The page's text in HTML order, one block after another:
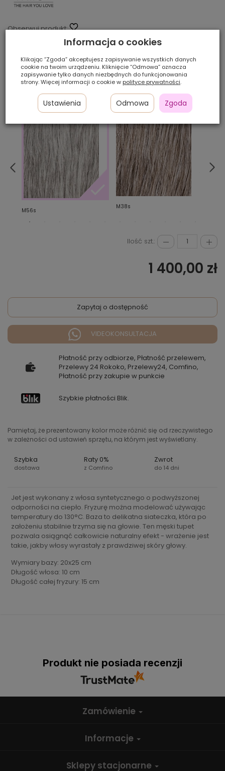
Obserwuj produkt:
Ellen Wille
To jest wyrób medyczny. Używaj go zgodnie z instrukcją
używania lub etykietą.
WYBIERZ KOLOR:
M56s
M38s
Ilość szt.:
1 400,00 zł
Zapytaj o dostępność
VIDEOKONSULTACJA
Płatność przy odbiorze, Płatność przelewem,
Przelewy 24 Rokoko, Przelewy24, Comfino,
Płatność przy zakupie w punkcie
Szybkie płatności Blik.
Pamiętaj, że prezentowany kolor może różnić się od rzeczywistego
w zależności od ustawień sprzętu, na którym jest wyświetlany.
Szybka
dostawa
Raty 0%
z Comfino
Zwrot
do 14 dni
Jet jest wykonany z włosa syntetycznego o podwyższonej
odporności na ciepło. Fryzurę można modelować używając
temperatury do 130°C. Baza to delikatna siateczka, która po
założeniu stabilnie trzyma się na głowie. Ten męski tupet
pozwala osiągnąć całkowicie naturalny efekt - wrażenie jest
takie, jakby włosy wyrastały z prawdziwej skóry głowy.
Wymiary bazy: 20x25 cm
Długość włosa: 10 cm
Długość całej fryzury: 15 cm
Produkt nie posiada recenzji
Zamówienie
Informacje
Sklepy stacjonarne
Informacja o cookies
Klikając “Zgoda” akceptujesz zapisywanie wszystkich danych
cookie na twoim urządzeniu. Kliknięcie “Odmowa” oznacza
zapisywanie tylko danych niezbędnych do funkcjonowania
strony. Więcej informacji o cookie w polityce prywatności.
Ustawienia Odmowa Zgoda